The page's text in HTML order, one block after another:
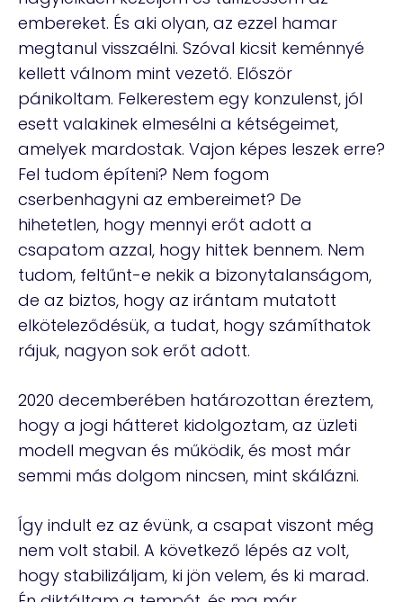
embereket. És aki olyan, az ezzel hamar
megtanul visszaélni. Szóval kicsit keménnyé
kellett válnom mint vezető. Először
pánikoltam. Felkerestem egy konzulenst, jól
esett valakinek elmesélni a kétségeimet,
amelyek mardostak. Vajon képes leszek erre?
Fel tudom építeni? Nem fogom
cserbenhagyni az embereimet? De
hihetetlen, hogy mennyi erőt adott a
csapatom azzal, hogy hittek bennem. Nem
tudom, feltűnt-e nekik a bizonytalanságom,
de az biztos, hogy az irántam mutatott
elköteleződésük, a tudat, hogy számíthatok
rájuk, nagyon sok erőt adott.
2020 decemberében határozottan éreztem,
hogy a jogi hátteret kidolgoztam, az üzleti
modell megvan és működik, és most már
semmi más dolgom nincsen, mint skálázni.
Így indult ez az évünk, a csapat viszont még
nem volt stabil. A következő lépés az volt,
hogy stabilizáljam, ki jön velem, és ki marad.